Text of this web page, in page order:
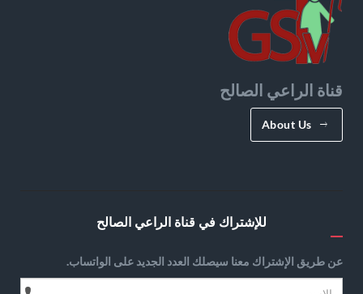
قناة الراعي الصالح
About Us
للإشتراك في قناة الراعي الصالح
عن طريق الإشتراك معنا سيصلك العدد الجديد على الواتساب.